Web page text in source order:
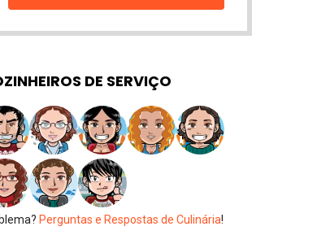
DE SERVIÇO
Perguntas e Respostas de Culinária!